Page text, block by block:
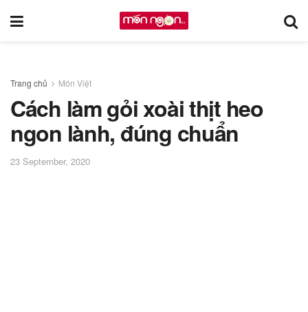
Trang chủ Món Việt
Cách làm gỏi xoài thịt heo
ngon lành, đúng chuẩn
23 September, 2020